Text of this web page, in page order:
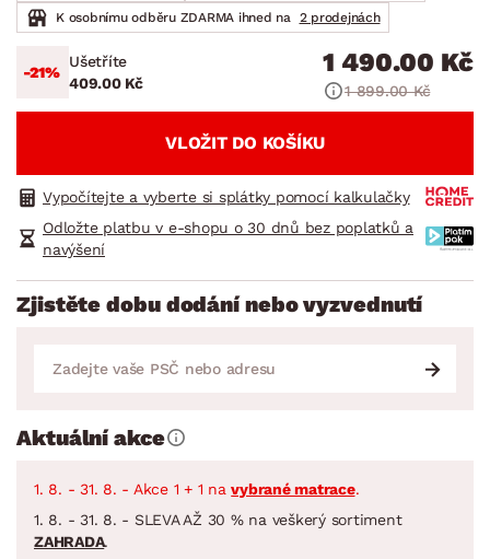
K osobnímu odběru ZDARMA ihned na
2 prodejnách
-21%
Ušetříte
409.00 Kč
1 490.00 Kč
1 899.00 Kč
VLOŽIT DO KOŠÍKU
Vypočítejte a vyberte si splátky pomocí kalkulačky
Odložte platbu v e-shopu o 30 dnů bez poplatků a
navýšení
Zjistěte dobu dodání nebo vyzvednutí
Aktuální akce
1. 8. - 31. 8. - Akce 1 + 1 navybrané matrace.
1. 8. - 31. 8. - SLEVA AŽ 30 % na veškerý sortiment
ZAHRADA.